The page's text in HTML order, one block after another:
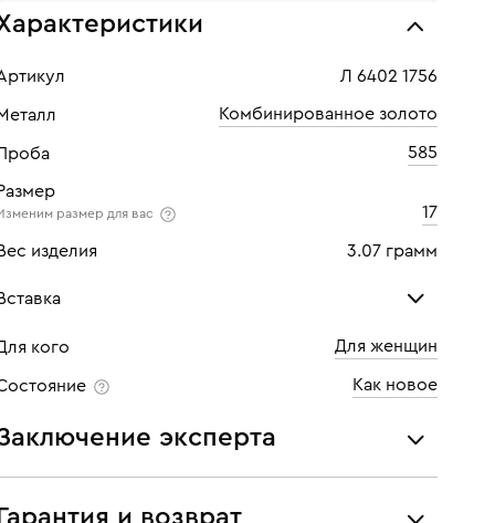
Л 6402 1756
Комбинированное золото
585
размер для вас 17
изделия 3.07 грамм
Бриллиант
Количество 1 шт
Каратность 0,15
кого Для женщин
Как новое
эксперта
украшения проходят экспертизу подлинности и
характеристикам ювелирных изделий,
Гарантия и возврат